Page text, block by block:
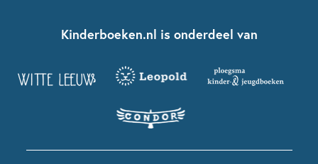
Kinderboeken diversiteit
Grappige kinderboeken
Spannende kinderboeken
Boekentips 12+ jaar
Voor volwassenen
Spekkie en Sproet
Kinderboeken.nl is onderdeel van